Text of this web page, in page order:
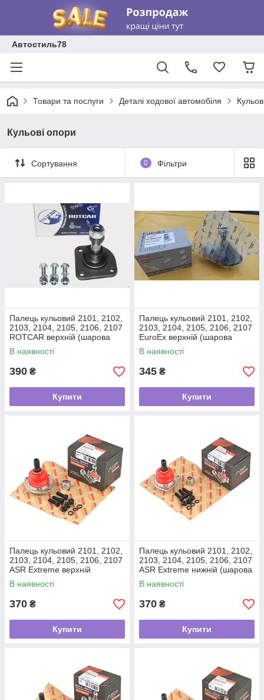
Автостиль78
Товари та послуги Деталі ходової автомобіля
Кульові опори
Сортування 0 Фільтри
Палець кульовий 2101, 2102,
2103, 2104, 2105, 2106, 2107
ROTCAR верхній (шарова
опора)
В наявності
390 ₴
Купити
Палець кульовий 2101, 2102,
2103, 2104, 2105, 2106, 2107
EuroEx верхній (шарова
опора)
В наявності
345 ₴
Купити
Палець кульовий 2101, 2102,
2103, 2104, 2105, 2106, 2107
ASR Extreme верхній
В наявності
370 ₴
Купити
Палець кульовий 2101, 2102,
2103, 2104, 2105, 2106, 2107
ASR Extreme нижній (шарова
опора)
В наявності
370 ₴
Купити